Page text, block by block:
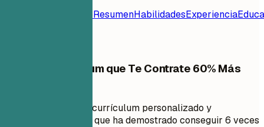
ResumenHabilidadesExperiencia
Crea un Currículum que Te Contrate 60% Más
En minutos, crea un currículum personalizado y
compatible con ATS que ha demostrado conseguir 6 veces